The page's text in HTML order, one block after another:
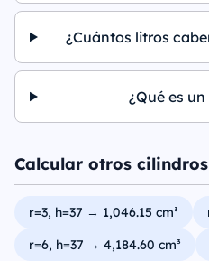
¿Cuántos litros
¿Qué es
Calcular otros cilindros
r=3, h=37 → 1,046.15 cm³
r=6, h=37 → 4,184.60 cm³